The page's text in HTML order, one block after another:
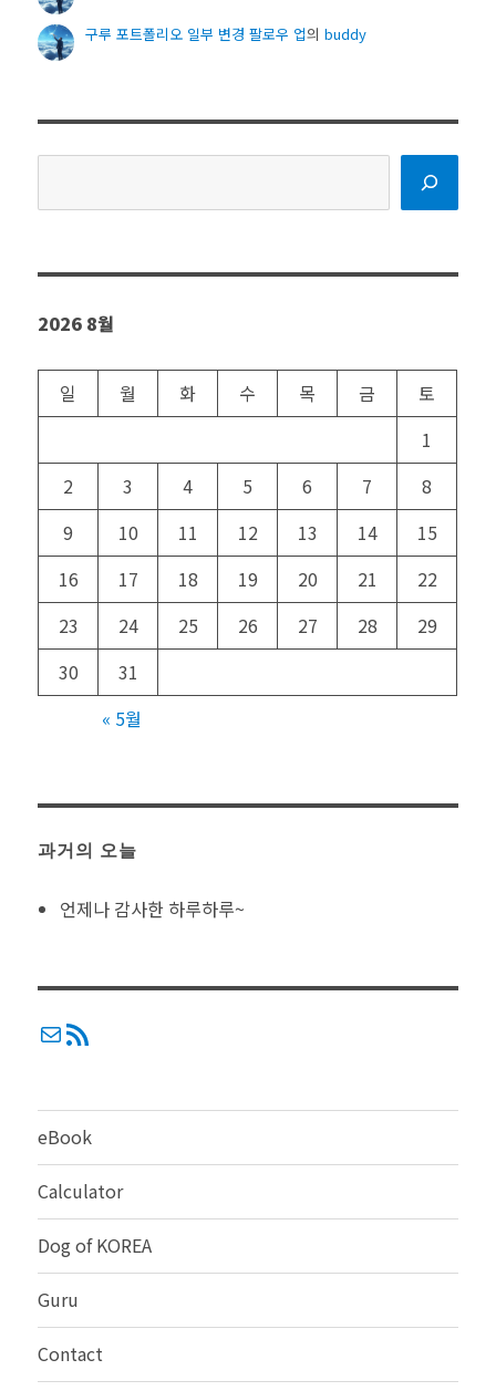
구루 포트폴리오 일부 변경 팔로우 업의 buddy
2026 8월
일 월 화 수 목 금
토
1
2
3 4 5 6 7
8
9
10 11 12 13 14
15
16
17 18 19 20 21
22
23
24 25 26 27 28
29
30
31
« 5월
과거의 오늘
언제나 감사한 하루하루~
메일RSS
eBook
Calculator
Dog of KOREA
Guru
Contact